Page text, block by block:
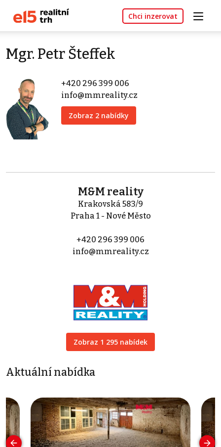
Chci inzerovat
Mgr. Petr Šteffek
+420 296 399 006
info@mmreality.cz
Zobraz 2 nabídky
M&M reality
Krakovská 583/9
Praha 1 - Nové Město
+420 296 399 006
info@mmreality.cz
Zobraz 1 295 nabídek
Aktuální nabídka